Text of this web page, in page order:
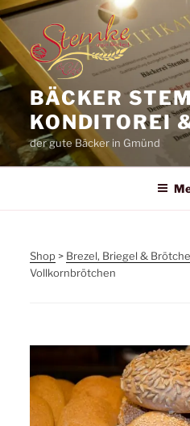
Zum
Inhalt
springen
BÄCKER
KONDITOREI
der gute Bäcker in Gmünd
Shop > Brezel, Briegel &
Vollkornbrötchen